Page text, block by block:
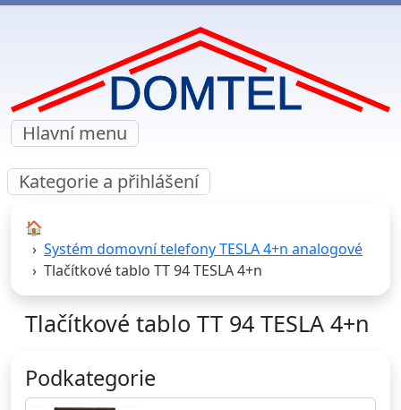
Hlavní menu
Kategorie a přihlášení
🏠︎
Systém domovní telefony TESLA 4+n analogové
Tlačítkové tablo TT 94 TESLA 4+n
Tlačítkové tablo TT 94 TESLA 4+n
Podkategorie